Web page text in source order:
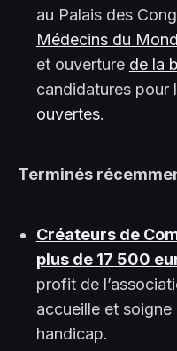
au Palais des
Médecins du
et ouverture de la
candidatures pour
ouvertes.
Terminés
Créateurs de
plus de 17 500
profit de
accueille et
handicap.